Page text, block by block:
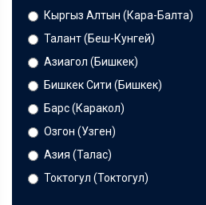
Кыргыз Алтын (Кара-Балта)
Талант (Беш-Кунгей)
Азиагол (Бишкек)
Бишкек Сити (Бишкек)
Барс (Каракол)
Озгон (Узген)
Азия (Талас)
Токтогул (Токтогул)